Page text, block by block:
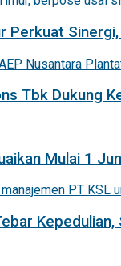
Perkuat
Tbk Dukung
Mulai 1